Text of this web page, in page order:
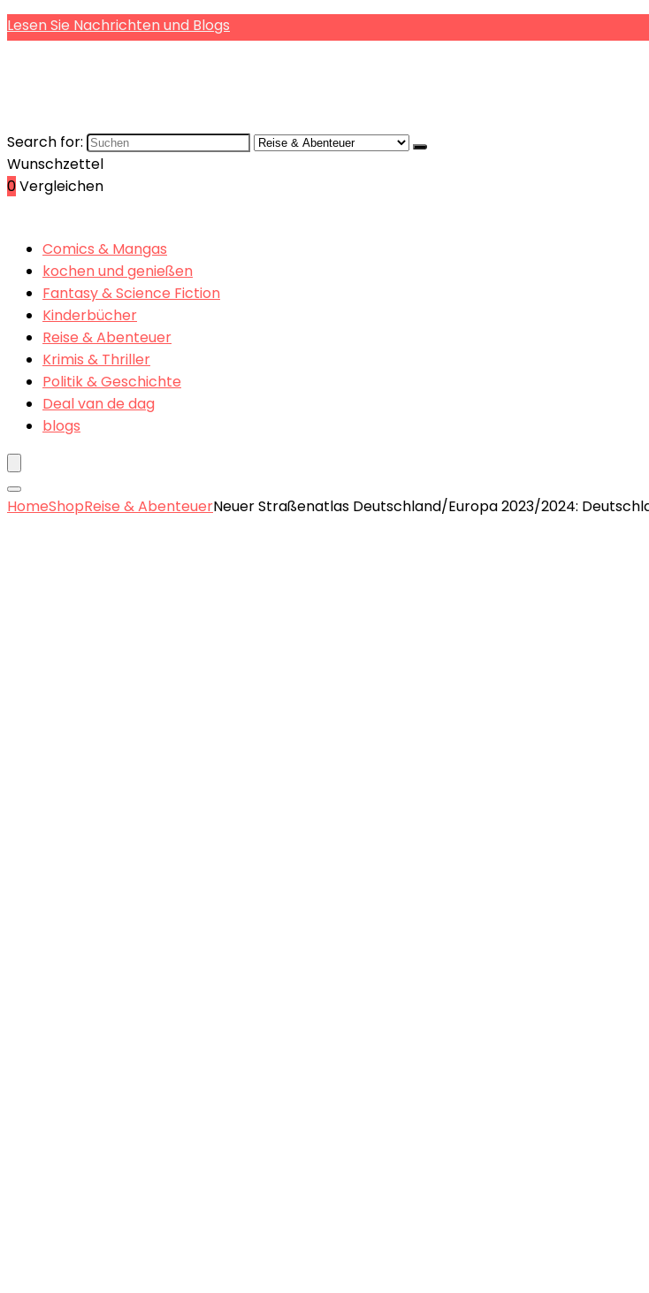
Lesen Sie Nachrichten und Blogs
Search for:
Wunschzettel
0Vergleichen
Comics & Mangas
kochen und genießen
Fantasy & Science Fiction
Kinderbücher
Reise & Abenteuer
Krimis & Thriller
Politik & Geschichte
Deal van de dag
blogs
HomeShopReise & AbenteuerNeuer Straßenatlas Deutschland/Europa 2023/2024: